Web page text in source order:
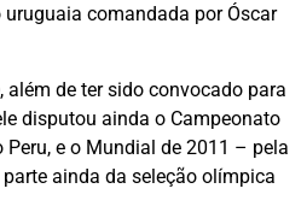
comandada por Óscar
além de ter sido convocado para
disputou ainda o Campeonato
Peru, e o Mundial de 2011 – pela
ainda da seleção olímpica